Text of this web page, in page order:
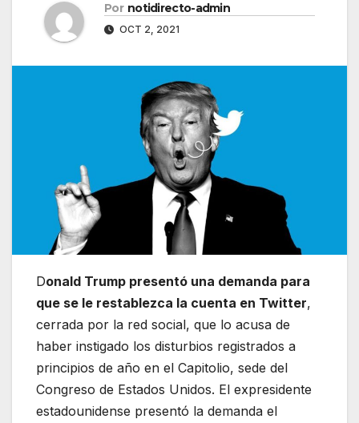
Por notidirecto-admin
OCT 2, 2021
Donald Trump presentó una demanda para
que se le restablezca la cuenta en Twitter,
cerrada por la red social, que lo acusa de
haber instigado los disturbios registrados a
principios de año en el Capitolio, sede del
Congreso de Estados Unidos. El expresidente
estadounidense presentó la demanda el